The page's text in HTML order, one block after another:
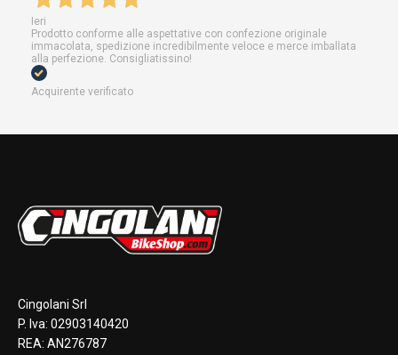
Ieri
Prodotto conforme alle aspettative con confezione originale
immacolata, spedizione incredibilmente veloce e merce imballata
alla perfezione. Consigliatissino!
Acquirente verificato
Cingolani Srl
P. Iva: 02903140420
REA: AN276787